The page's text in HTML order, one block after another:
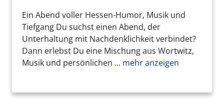
Ein Abend voller Hessen-Humor, Musik und
Tiefgang Du suchst einen Abend, der
Unterhaltung mit Nachdenklichkeit verbindet?
Dann erlebst Du eine Mischung aus Wortwitz,
Musik und persönlichen ... mehr anzeigen